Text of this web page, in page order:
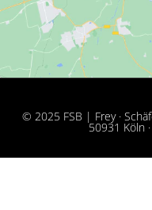
© 2025 FSB | Frey ·
50931 Köln